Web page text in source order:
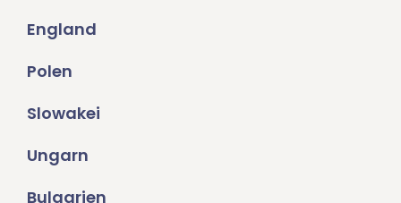
England
Polen
Slowakei
Ungarn
Bulgarien